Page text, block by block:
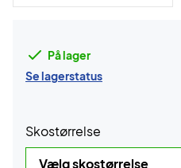
På lager
Se lagerstatus
Skostørrelse